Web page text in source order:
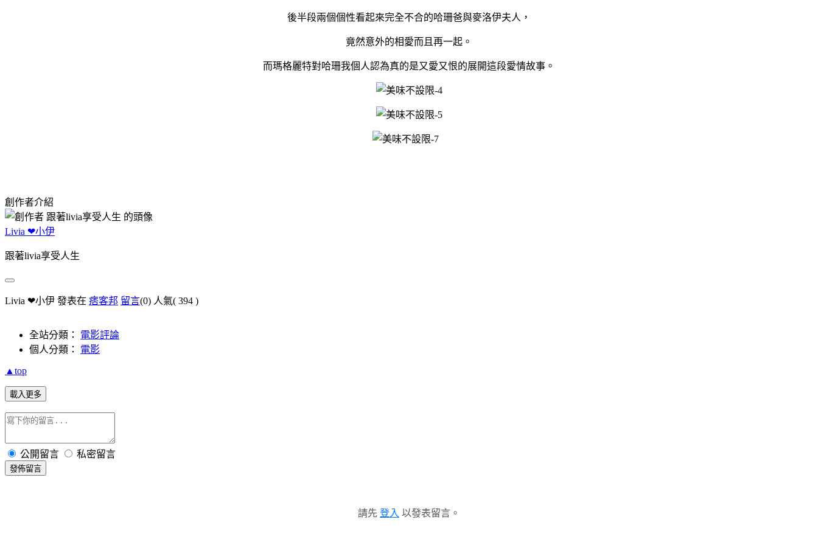
後半段兩個個性看起來完全不合的哈珊爸與麥洛伊夫人，
竟然意外的相愛而且再一起。
而瑪格麗特對哈珊我個人認為真的是又愛又恨的展開這段愛情故事。
創作者介紹
Livia ❤小伊
跟著livia享受人生
Livia ❤小伊 發表在 痞客邦 留言(0) 人氣( 394 )
全站分類： 電影評論
個人分類： 電影
▲top
載入更多
公開留言 私密留言
發佈留言
請先 登入 以發表留言。